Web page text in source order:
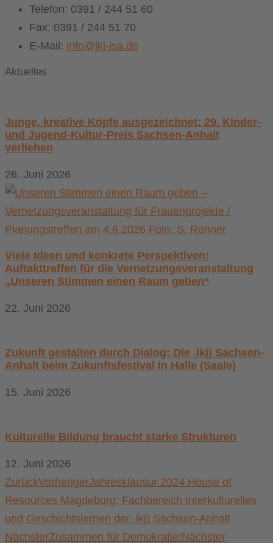
Telefon: 0391 / 244 51 60
Fax: 0391 / 244 51 70
E-Mail: info@lkj-lsa.de
Aktuelles
Junge, kreative Köpfe ausgezeichnet: 29. Kinder-
und Jugend-Kultur-Preis Sachsen-Anhalt
verliehen
26. Juni 2026
Viele Ideen und konkrete Perspektiven:
Auftakttreffen für die Vernetzungsveranstaltung
„Unseren Stimmen einen Raum geben“
22. Juni 2026
Zukunft gestalten durch Dialog: Die .lkj) Sachsen-
Anhalt beim Zukunftsfestival in Halle (Saale)
15. Juni 2026
Kulturelle Bildung braucht starke Strukturen
12. Juni 2026
ZurückVorherigerJahresklausur 2024 House of
Resources Magdeburg; Fachbereich Interkulturelles
und Geschichtslernen der .lkj) Sachsen-Anhalt
NächsterZusammen für Demokratie!Nächster